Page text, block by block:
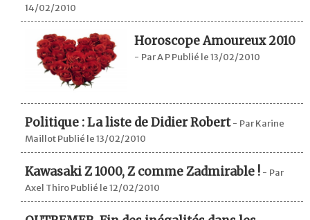
14/02/2010
Horoscope Amoureux 2010
- Par A P Publié le 13/02/2010
Politique : La liste de Didier Robert - Par Karine
Maillot Publié le 13/02/2010
Kawasaki Z 1000, Z comme Zadmirable ! - Par
Axel Thiro Publié le 12/02/2010